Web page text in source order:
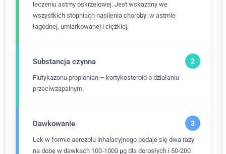
leczeniu astmy oskrzelowej. Jest wskazany we
wszystkich stopniach nasilenia choroby: w astmie
łagodnej, umiarkowanej i ciężkiej.
Substancja czynna
Flutykazonu propionian – kortykosteroid o działaniu
przeciwzapalnym.
Dawkowanie
Lek w formie aerozolu inhalacyjnego podaje się dwa razy
na dobę w dawkach 100-1000 μg dla dorosłych i 50-200